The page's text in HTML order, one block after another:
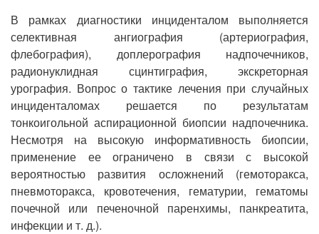
В рамках диагностики инциденталом выполняется
селективная ангиография (артериография,
флебография), доплерография надпочечников,
радионуклидная сцинтиграфия, экскреторная
урография. Вопрос о тактике лечения при случайных
инциденталомах решается по результатам
тонкоигольной аспирационной биопсии надпочечника.
Несмотря на высокую информативность биопсии,
применение ее ограничено в связи с высокой
вероятностью развития осложнений (гемоторакса,
пневмоторакса, кровотечения, гематурии, гематомы
почечной или печеночной паренхимы, панкреатита,
инфекции и т. д.).